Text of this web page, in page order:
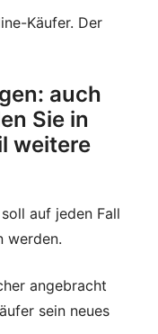
Käufer. Der
auch
Sie in
weitere
auf jeden Fall
werden.
angebracht
sein neues